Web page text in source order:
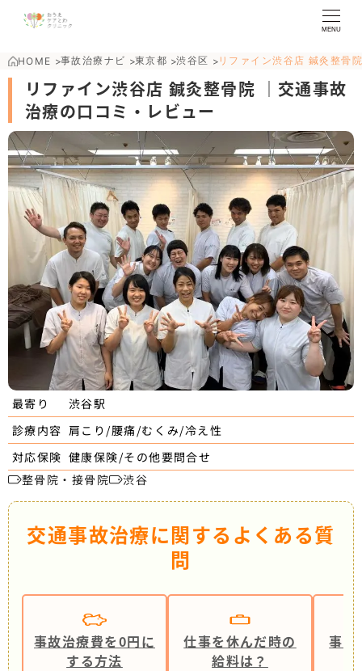
MENU
HOME >事故治療ナビ >東京都 >渋谷区 > リファイン渋谷店 鍼灸整骨
リファイン渋谷店 鍼灸整骨院 ｜交通事故
治療の口コミ・レビュー
最寄り
渋谷駅
診療内容 肩こり/腰痛/むくみ/冷え性
対応保険 健康保険/その他要問合せ
整骨院・接骨院
渋谷
交通事故治療に関するよくある質
問
事故治療費を0円に
する方法
仕事を休んだ時の
給料は？
事故